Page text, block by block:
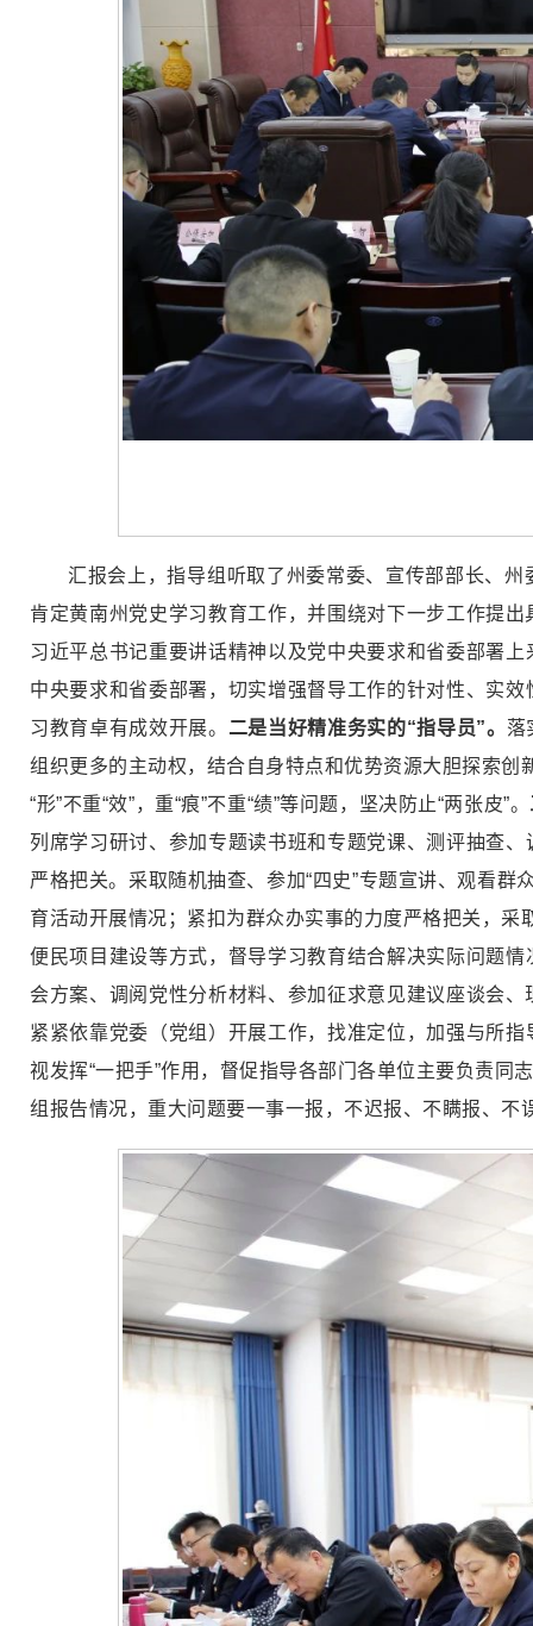
汇报会上，指导组听取了州委常委、宣传部部长、
肯定黄南州党史学习教育工作，并围绕对下一步工作提
习近平总书记重要讲话精神以及党中央要求和省委部署
中央要求和省委部署，切实增强督导工作的针对性、实
习教育卓有成效开展。 二是当好精准务实的“指导员”。 落
组织更多的主动权，结合自身特点和优势资源大胆探索创
“形”不重“效”，重“痕”不重“绩”等问题，坚决防止“两张皮”。
列席学习研讨、参加专题读书班和专题党课、测评抽查
严格把关。采取随机抽查、参加“四史”专题宣讲、观看
育活动开展情况；紧扣为群众办实事的力度严格把关，
便民项目建设等方式，督导学习教育结合解决实际问题
会方案、调阅党性分析材料、参加征求意见建议座谈会
紧紧依靠党委（党组）开展工作，找准定位，加强与所
视发挥“一把手”作用，督促指导各部门各单位主要负责
组报告情况，重大问题要一事一报，不迟报、不瞒报、不